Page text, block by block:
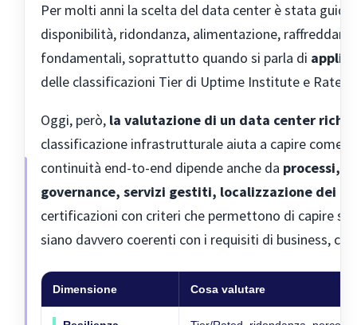
Per molti anni la scelta del data center è stata
disponibilità, ridondanza, alimentazione,
fondamentali, soprattutto quando si parla di
delle classificazioni Tier di Uptime Institute e Rated
Oggi, però, la valutazione di un data center
classificazione infrastrutturale aiuta a capire come
continuità end-to-end dipende anche da processi,
governance, servizi gestiti, localizzazione dei
certificazioni con criteri che permettono di capire
siano davvero coerenti con i requisiti di business,
Dimensione Cosa valutare